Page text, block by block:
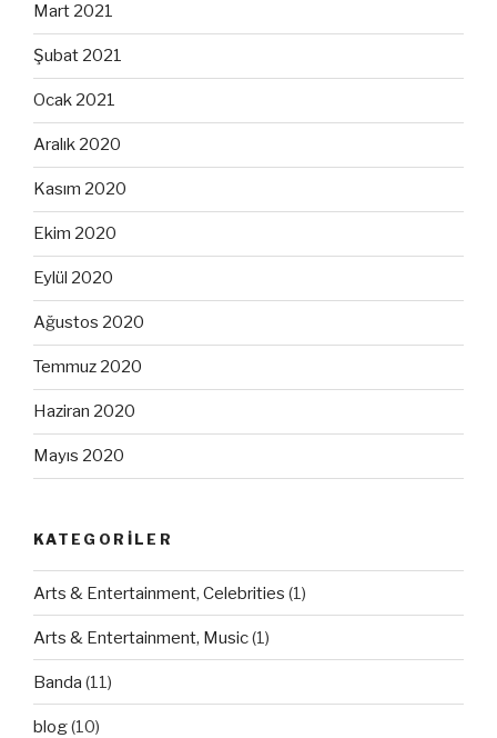
Mart 2021
Şubat 2021
Ocak 2021
Aralık 2020
Kasım 2020
Ekim 2020
Eylül 2020
Ağustos 2020
Temmuz 2020
Haziran 2020
Mayıs 2020
KATEGORILER
Arts & Entertainment, Celebrities (1)
Arts & Entertainment, Music(1)
Banda (11)
blog(10)